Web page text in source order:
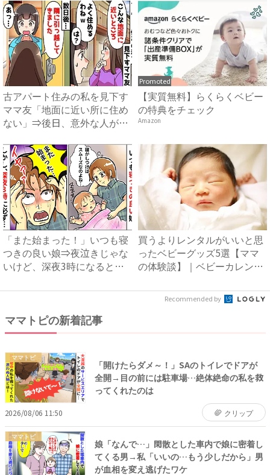
古アパート住みの私を見下す
ママ友「地面に近い所に住め
ない」⇒後日、意外な人が引
Promoted
【実質無料】らくらくベビー
の特典をチェック
Amazon
「また始まった！」いつも寝
つきの良い娘⇒夜泣きじゃな
いけど、深夜3時になると必
買うよりレンタルがいいと思
ったベビーグッズ5選【ママ
の体験談】｜ベビーカレンダ
Recommended by
ママトピの新着記事
ママトピ
「開けたらダメ～！」SAのトイレでドアが
全開→目の前には駐車場…絶体絶命の私を救
ってくれたのは
2026/08/06 11:50 クリップ
ママトピ
娘「なんで…」閑散とした車内で娘に密着し
てくる男→私「いいの…もう少しだから」男
が血相を変え逃げたワケ